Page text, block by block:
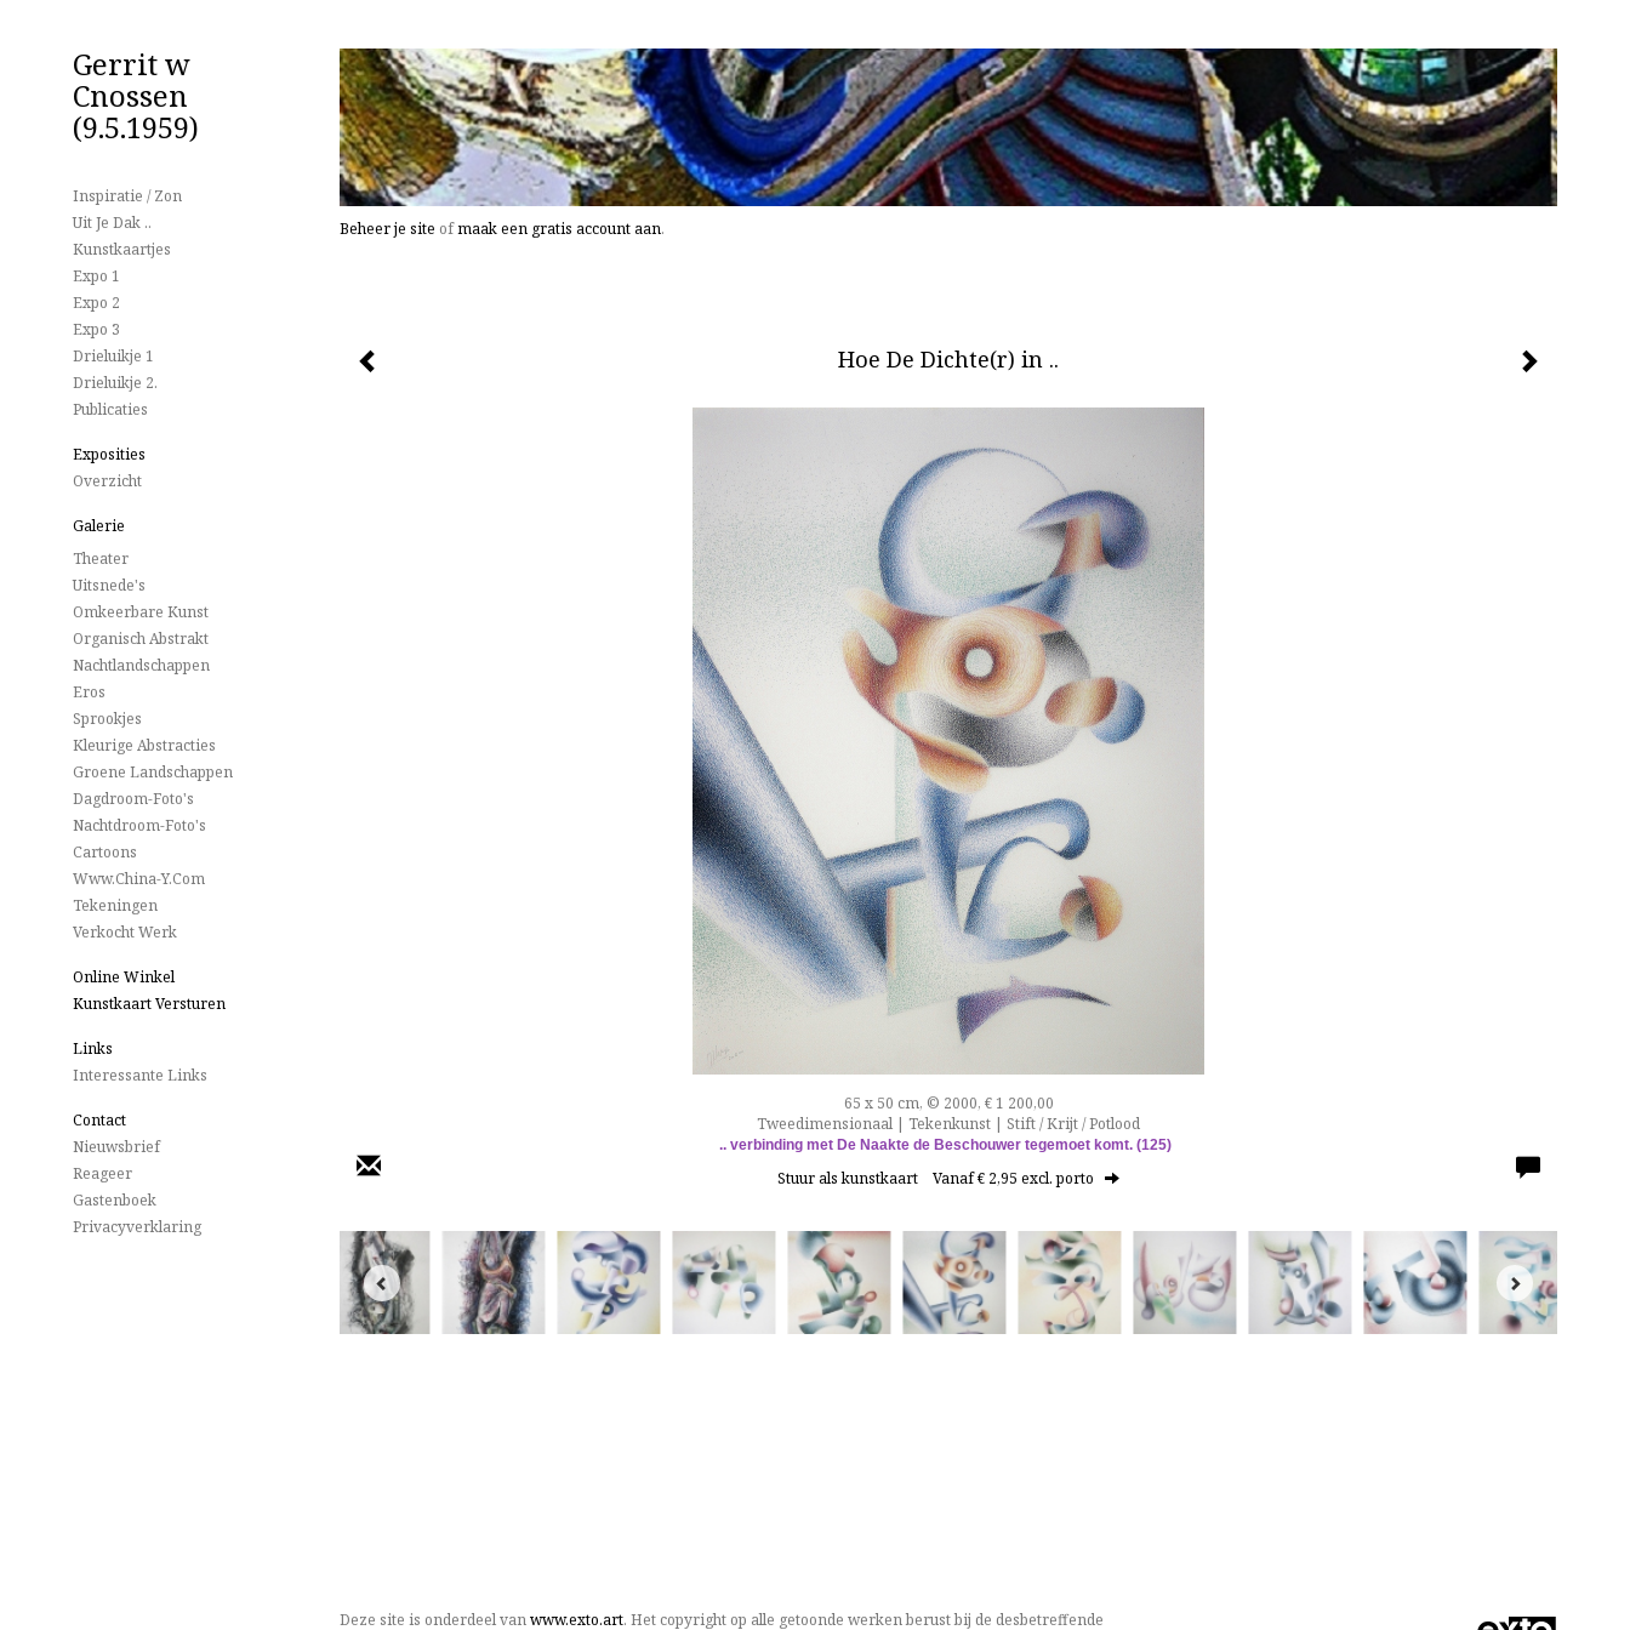
Beheer je site ofmaak een gratis account aan.
Hoe De Dichte(r) in ..
65 x 50 cm, © 2000, € 1 200,00
Tweedimensionaal | Tekenkunst | Stift / Krijt / Potlood
.. verbinding met De Naakte de Beschouwer tegemoet komt. (125)
Stuur als kunstkaart Vanaf € 2,95 excl. porto
Gerrit w
Cnossen
(9.5.1959)
Inspiratie / Zon
Uit Je Dak ..
Kunstkaartjes
Expo 1
Expo 2
Expo 3
Drieluikje 1
Drieluikje 2.
Publicaties
Exposities
Overzicht
Galerie
Theater
Uitsnede's
Omkeerbare Kunst
Organisch Abstrakt
Nachtlandschappen
Eros
Sprookjes
Kleurige Abstracties
Groene Landschappen
Dagdroom-Foto's
Nachtdroom-Foto's
Cartoons
Www.China-Y.com
Tekeningen
Verkocht Werk
Online Winkel
Kunstkaart Versturen
Links
Interessante Links
Contact
Nieuwsbrief
Reageer
Gastenboek
Privacyverklaring
Deze site is onderdeel vanwww.exto.art. Het copyright op alle getoonde werken berust bij de desbetreffende